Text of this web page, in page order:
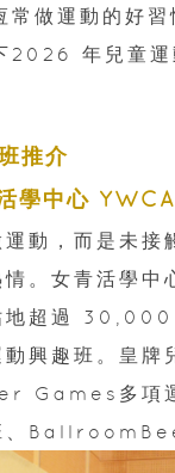
常做運動的好
2026 年兒童運
推介
活學中心
動，而是未
情。女青活
超過 30,000
動興趣班。
Games多項